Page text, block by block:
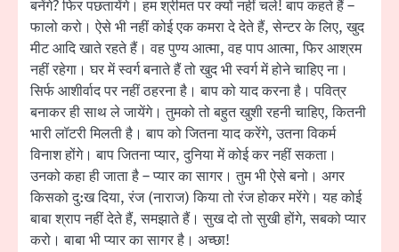
बनेंगे? फिर पछतायेंगे। हम श्रीमत पर क्यों नहीं चले! बाप कहते हैं –
फालो करो। ऐसे भी नहीं कोई एक कमरा दे देते हैं, सेन्टर के लिए, खुद
मीट आदि खाते रहते हैं। वह पुण्य आत्मा, वह पाप आत्मा, फिर आश्रम
नहीं रहेगा। घर में स्वर्ग बनाते हैं तो खुद भी स्वर्ग में होने चाहिए ना।
सिर्फ आशीर्वाद पर नहीं ठहरना है। बाप को याद करना है। पवित्र
बनाकर ही साथ ले जायेंगे। तुमको तो बहुत खुशी रहनी चाहिए, कितनी
भारी लॉटरी मिलती है। बाप को जितना याद करेंगे, उतना विकर्म
विनाश होंगे। बाप जितना प्यार, दुनिया में कोई कर नहीं सकता।
उनको कहा ही जाता है – प्यार का सागर। तुम भी ऐसे बनो। अगर
किसको दु:ख दिया, रंज (नाराज) किया तो रंज होकर मरेंगे। यह कोई
बाबा श्राप नहीं देते हैं, समझाते हैं। सुख दो तो सुखी होंगे, सबको प्यार
करो। बाबा भी प्यार का सागर है। अच्छा!